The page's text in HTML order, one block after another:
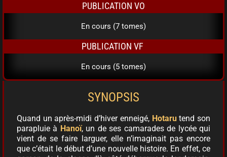
PUBLICATION VO
En cours (7 tomes)
PUBLICATION VF
En cours (5 tomes)
SYNOPSIS
Quand un après-midi d’hiver enneigé, Hotaru tend son
parapluie à Hanoï, un de ses camarades de lycée qui
vient de se faire larguer, elle n’imaginait pas encore
que c’était le début d’une nouvelle histoire. En effet, ce